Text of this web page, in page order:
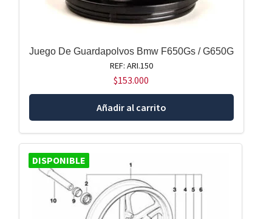
Juego De Guardapolvos Bmw F650Gs / G650G
REF: ARI.150
$153.000
Añadir al carrito
DISPONIBLE